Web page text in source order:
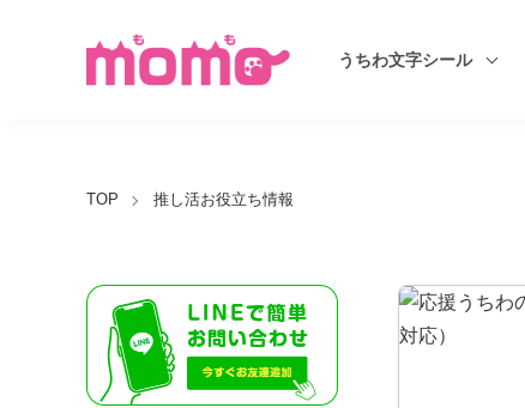
うちわ文字シール
TOP 推し活お役立ち情報